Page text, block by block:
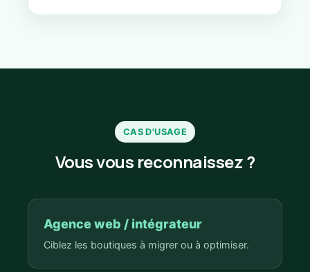
CAS D'USAGE
Vous vous reconnaissez ?
Agence web / intégrateur
Ciblez les boutiques à migrer ou à optimiser.